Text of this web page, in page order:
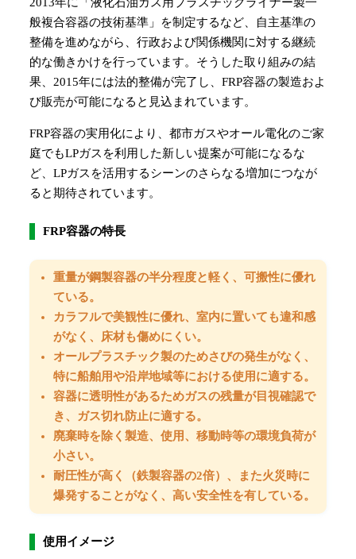
般複合容器の技術基準」を制定するなど、自主基準の
整備を進めながら、行政および関係機関に対する継続
的な働きかけを行っています。そうした取り組みの結
果、2015年には法的整備が完了し、FRP容器の製造およ
び販売が可能になると見込まれています。
FRP容器の実用化により、都市ガスやオール電化のご家
庭でもLPガスを利用した新しい提案が可能になるな
ど、LPガスを活用するシーンのさらなる増加につなが
ると期待されています。
FRP容器の特長
重量が鋼製容器の半分程度と軽く、可搬性に優れ
ている。
カラフルで美観性に優れ、室内に置いても違和感
がなく、床材も傷めにくい。
オールプラスチック製のためさびの発生がなく、
特に船舶用や沿岸地域等における使用に適する。
容器に透明性があるためガスの残量が目視確認で
き、ガス切れ防止に適する。
廃棄時を除く製造、使用、移動時等の環境負荷が
小さい。
耐圧性が高く（鉄製容器の2倍）、また火災時に
爆発することがなく、高い安全性を有している。
使用イメージ